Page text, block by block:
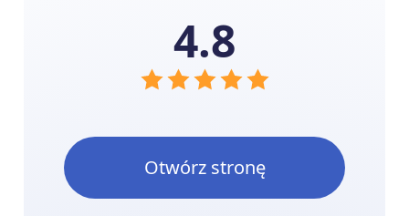
4.8
Otwórz stronę